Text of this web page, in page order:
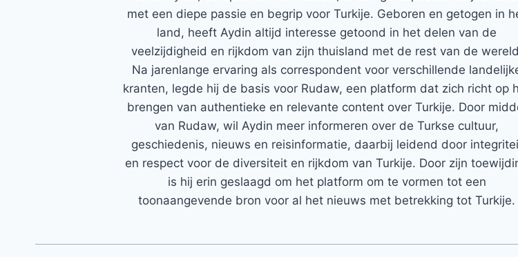
met een diepe passie en begrip voor Turkije. Geboren en getogen in
land, heeft Aydin altijd interesse getoond in het delen van de
veelzijdigheid en rijkdom van zijn thuisland met de rest van de
Na jarenlange ervaring als correspondent voor verschillende
kranten, legde hij de basis voor Rudaw, een platform dat zich richt op
brengen van authentieke en relevante content over Turkije. Door
van Rudaw, wil Aydin meer informeren over de Turkse cultuur,
geschiedenis, nieuws en reisinformatie, daarbij leidend door
en respect voor de diversiteit en rijkdom van Turkije. Door zijn
is hij erin geslaagd om het platform om te vormen tot een
toonaangevende bron voor al het nieuws met betrekking tot Turkije.